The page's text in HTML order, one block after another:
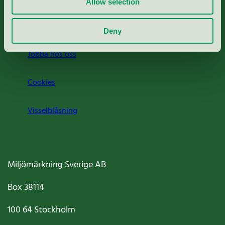
Deny
Jobba hos oss
Cookies
Visselblåsning
Miljömärkning Sverige AB
Box38114
100 64Stockholm